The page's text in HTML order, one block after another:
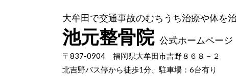
大牟田で交通事故のむちうち治療や体を
池元整骨院 公式ホームページ
〒837-0904 福岡県大牟田市吉野８６８－２
北吉野バス停から徒歩1分、駐車場：6台有り